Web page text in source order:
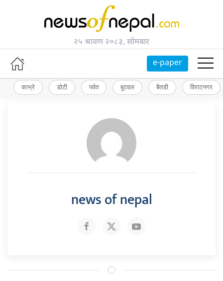
२५ श्रावण २०८३, सोमबार
e-paper
काभ्रे डोटी पर्वत बुटवल बैतडी विराटनगर
news of nepal